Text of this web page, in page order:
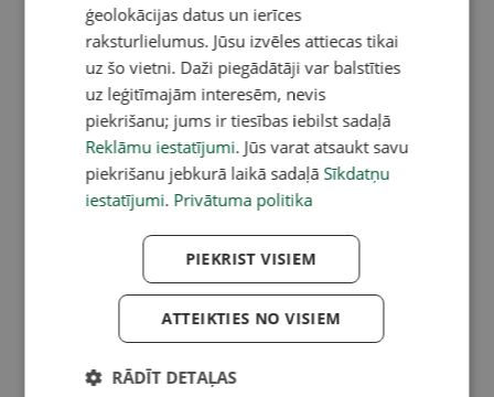
ģeolokācijas datus un ierīces
raksturlielumus. Jūsu izvēles attiecas tikai
uz šo vietni. Daži piegādātāji var balstīties
uz leģitīmajām interesēm, nevis
piekrišanu; jums ir tiesības iebilst sadaļā
Reklāmu iestatījumi. Jūs varat atsaukt savu
piekrišanu jebkurā laikā sadaļā Sīkdatņu
iestatījumi. Privātuma politika
PIEKRIST VISIEM
ATTEIKTIES NO VISIEM
RĀDĪT DETAĻAS